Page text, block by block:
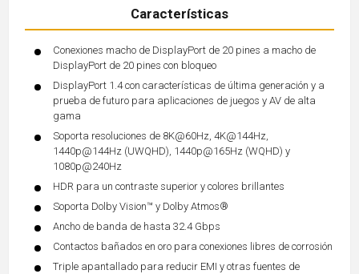
Características
Conexiones macho de DisplayPort de 20 pines a macho de
DisplayPort de 20 pines con bloqueo
DisplayPort 1.4 con características de última generación y a
prueba de futuro para aplicaciones de juegos y AV de alta
gama
Soporta resoluciones de 8K@60Hz, 4K@144Hz,
1440p@144Hz (UWQHD), 1440p@165Hz (WQHD) y
1080p@240Hz
HDR para un contraste superior y colores brillantes
Soporta Dolby Vision™ y Dolby Atmos®
Ancho de banda de hasta 32.4 Gbps
Contactos bañados en oro para conexiones libres de corrosión
Triple apantallado para reducir EMI y otras fuentes de